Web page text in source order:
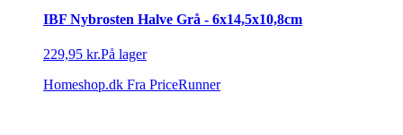
IBF Nybrosten Halve Grå - 6x14,5x10,8cm
229,95 kr.På lager
Homeshop.dk Fra PriceRunner